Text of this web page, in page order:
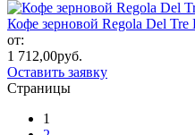
Кофе зерновой Regola Del Tre
от:
1 712,00руб.
Оставить заявку
Страницы
1